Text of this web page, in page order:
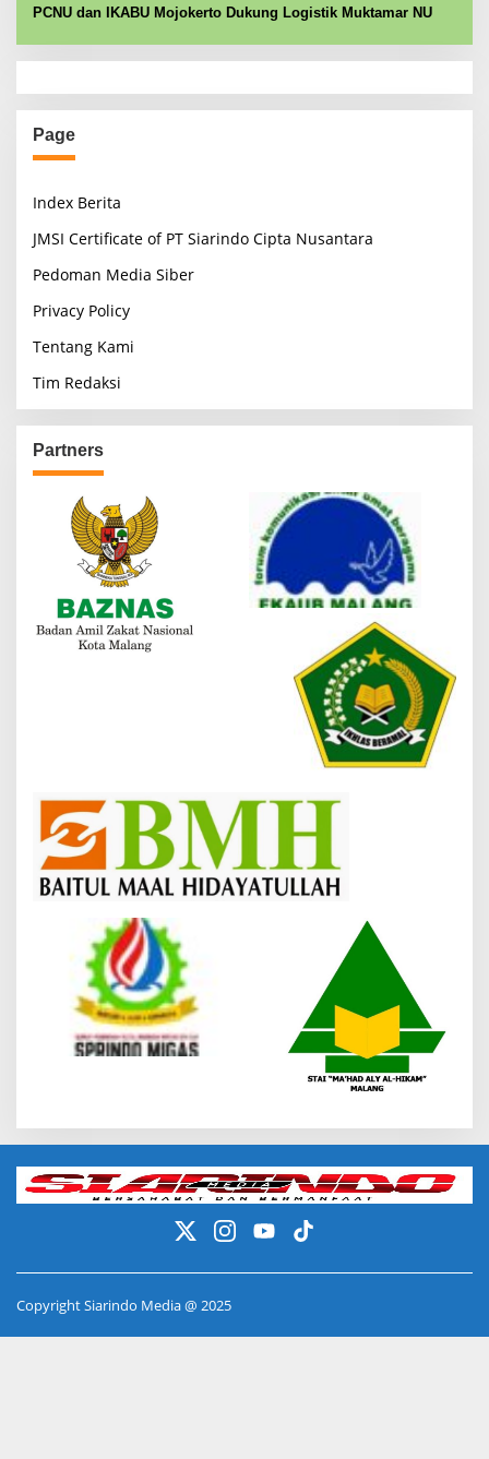
PCNU dan IKABU Mojokerto Dukung Logistik Muktamar NU
Page
Index Berita
JMSI Certificate of PT Siarindo Cipta Nusantara
Pedoman Media Siber
Privacy Policy
Tentang Kami
Tim Redaksi
Partners
Copyright Siarindo Media @ 2025